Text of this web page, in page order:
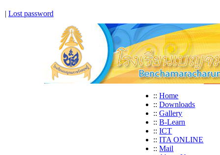
| Lost password
:: Home
:: Downloads
:: Gallery
:: B-Learn
:: ICT
:: ITA ONLINE
:: Mail